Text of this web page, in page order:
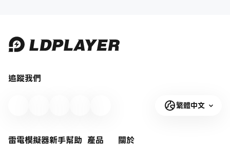
追蹤我們
繁體中文
雷電模擬器新手幫助 產品 關於